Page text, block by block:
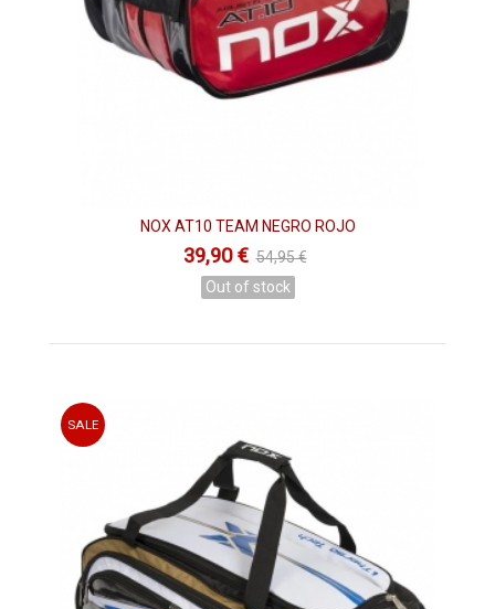
NOX AT10 TEAM NEGRO ROJO
39,90 € 54,95 €
Out of stock
SALE